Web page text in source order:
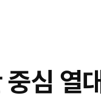
심 열대